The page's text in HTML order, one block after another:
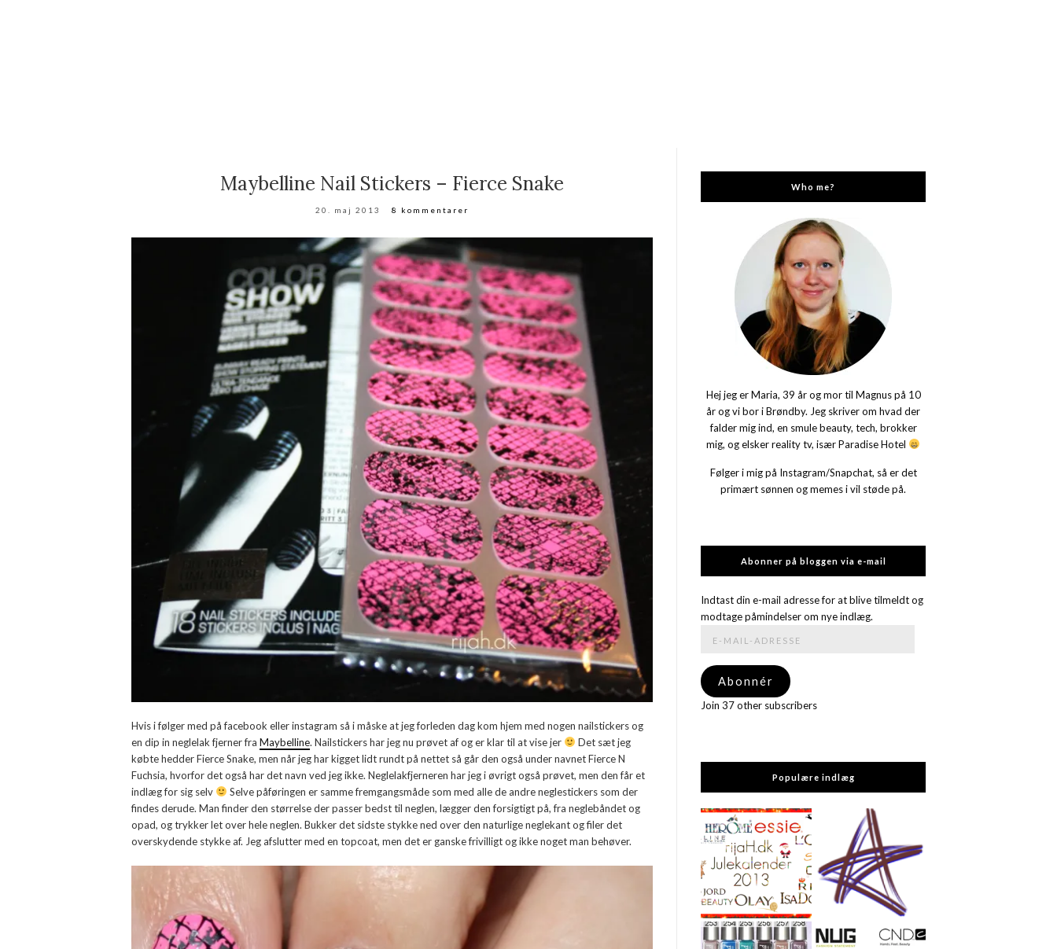
Maybelline Nail Stickers – Fierce Snake
20. maj 2013 8 kommentarer
Hvis i følger med på facebook eller instagram så i måske at jeg forleden dag kom hjem med nogen nailstickers og
en dip in neglelak fjerner fra Maybelline. Nailstickers har jeg nu prøvet af og er klar til at vise jer
Det sæt jeg
købte hedder Fierce Snake, men når jeg har kigget lidt rundt på nettet så går den også under navnet Fierce N
Fuchsia, hvorfor det også har det navn ved jeg ikke. Neglelakfjerneren har jeg i øvrigt også prøvet, men den får et
indlæg for sig selv
Selve påføringen er samme fremgangsmåde som med alle de andre neglestickers som der
findes derude. Man finder den størrelse der passer bedst til neglen, lægger den forsigtigt på, fra neglebåndet og
opad, og trykker let over hele neglen. Bukker det sidste stykke ned over den naturlige neglekant og filer det
overskydende stykke af. Jeg afslutter med en topcoat, men det er ganske frivilligt og ikke noget man behøver.
Who me?
Hej jeg er Maria, 39 år og mor til Magnus på 10
år og vi bor i Brøndby. Jeg skriver om hvad der
falder mig ind, en smule beauty, tech, brokker
mig, og elsker reality tv, især Paradise Hotel
Følger i mig på Instagram/Snapchat, så er det
primært sønnen og memes i vil støde på.
Abonner på bloggen via e-mail
Indtast din e-mail adresse for at blive tilmeldt og
modtage påmindelser om nye indlæg.
adresse
Abonnér
Join 37 other subscribers
Populære indlæg